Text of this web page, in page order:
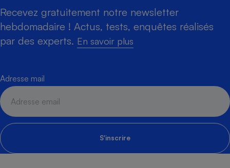
Recevez gratuitement notre newsletter
hebdomadaire ! Actus, tests, enquêtes réalisés
par des experts. En savoir plus
Adresse mail
S'inscrire